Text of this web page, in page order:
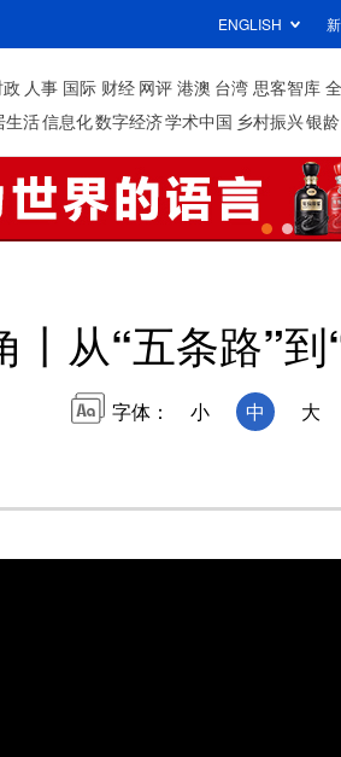
ENGLISH
人事 国际 财经 网评 港澳 台湾 思客智库
生活信息化数字经济学术中国 乡村振兴银龄
丨从“五条路”
字体： 小 中 大